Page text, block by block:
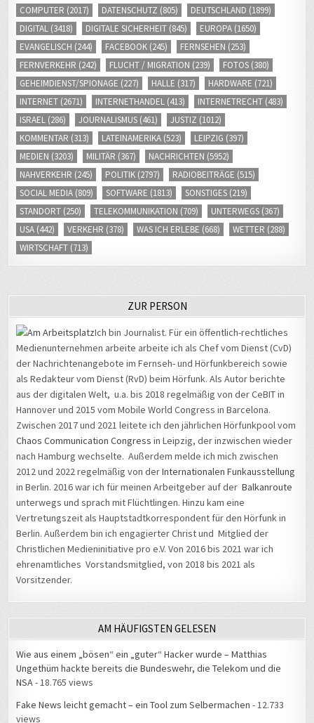
EVANGELISCH(244) FACEBOOK(245) FERNSEHEN(253)
FERNVERKEHR (242) FLUCHT / MIGRATION(239) FOTOS(380)
GEHEIMDIENST/SPIONAGE(227) HALLE (317) HARDWARE
INTERNET(2671) INTERNETHANDEL(413) INTERNETRECHT(483)
ISRAEL(286) JOURNALISMUS(461) JUSTIZ(1012)
KOMMENTAR(313) LATEINAMERIKA(523) LEIPZIG(397)
MEDIEN(3203) MILITÄR(367) NACHRICHTEN(5952)
NAHVERKEHR(245) POLITIK(2797) RADIOBEITRÄGE(515)
SOCIAL MEDIA(809) SOFTWARE(1813) SONSTIGES(219)
STANDORT(250) TELEKOMMUNIKATION(709) UNTERWEGS
USA(442) VERKEHR(378) WAS ICH ERLEBE(668) WETTER
WIRTSCHAFT(713)
Ich bin Journalist. Für ein öffentlich-rechtliches
Medienunternehmen arbeite arbeite ich als Chef vom Dienst (CvD)
der Nachrichtenangebote im Fernseh- und Hörfunkbereich sowie
als Redakteur vom Dienst (RvD) beim Hörfunk. Als Autor berichte
aus der digitalen Welt, u.a. bis 2018 regelmäßig von der CeBIT in
Hannover und 2015 vom Mobile World Congress in Barcelona.
Zwischen 2017 und 2021 leitete ich den jährlichen Hörfunkpool vom
Chaos Communication Congressin Leipzig, der inzwischen wieder
nach Hamburg wechselte. Außerdem melde ich mich zwischen
2012 und 2022 regelmäßig von der Internationalen Funkausstellung
in Berlin. 2016 war ich für meinen Arbeitgeber auf derBalkanroute
unterwegs und sprach mit Flüchtlingen. Hinzu kam eine
Vertretungszeit als Hauptstadtkorrespondent für den Hörfunk in
Berlin. Außerdem bin ich engagierter Christ und Mitglied der
Christlichen Medieninitiative pro e.V. Von 2016 bis 2021 war ich
ehrenamtliches Vorstandsmitglied, von 2018 bis 2021 als
Vorsitzender.
Wie aus einem „bösen“ ein „guter“ Hacker wurde – Matthias
Ungethüm hackte bereits die Bundeswehr, die Telekom und die
NSA - 18.765 views
Fake News leicht gemacht – ein Tool zum Selbermachen- 12.733
views
Ein unglaublicher SZ-Kommentar- 12.406 views